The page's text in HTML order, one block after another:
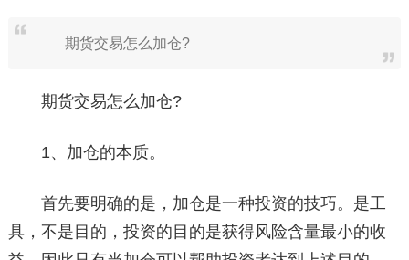
期货交易怎么加仓?
期货交易怎么加仓?
1、加仓的本质。
首先要明确的是，加仓是一种投资的技巧。是工
具，不是目的，投资的目的是获得风险含量最小的收